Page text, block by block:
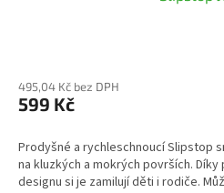
495,04 Kč bez DPH
599 Kč
Prodyšné a rychleschnoucí Slipstop
na kluzkých a mokrých površích.
designu si je zamilují děti i rodiče.